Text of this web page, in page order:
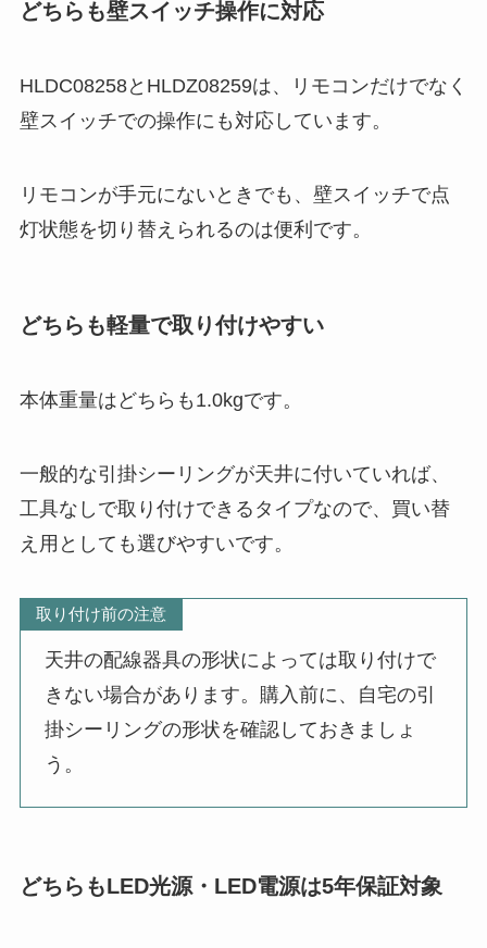
どちらも壁スイッチ操作に対応
HLDC08258とHLDZ08259は、リモコンだけでなく
壁スイッチでの操作にも対応しています。
リモコンが手元にないときでも、壁スイッチで点
灯状態を切り替えられるのは便利です。
どちらも軽量で取り付けやすい
本体重量はどちらも1.0kgです。
一般的な引掛シーリングが天井に付いていれば、
工具なしで取り付けできるタイプなので、買い替
え用としても選びやすいです。
取り付け前の注意
天井の配線器具の形状によっては取り付けで
きない場合があります。購入前に、自宅の引
掛シーリングの形状を確認しておきましょ
う。
どちらもLED光源・LED電源は5年保証対象